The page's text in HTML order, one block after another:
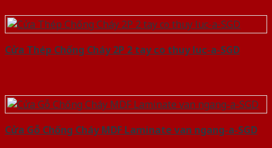
Cửa Thép Chống Cháy 2P 2 tay co thuy luc-a-SGD
Cửa Gỗ Chống Cháy MDF Laminate van ngang-a-SGD